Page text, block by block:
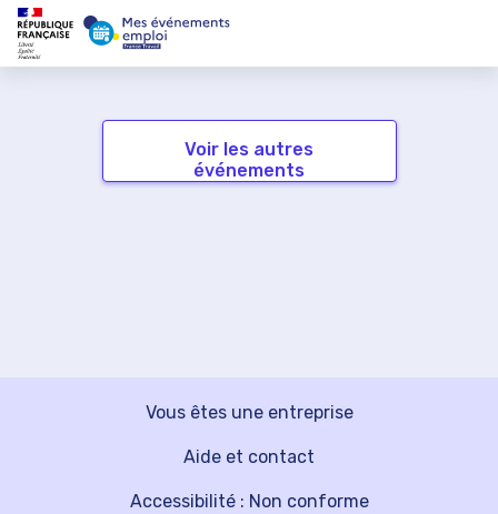
Voir les autres
événements
Vous êtes une entreprise
Aide et contact
Accessibilité : Non conforme